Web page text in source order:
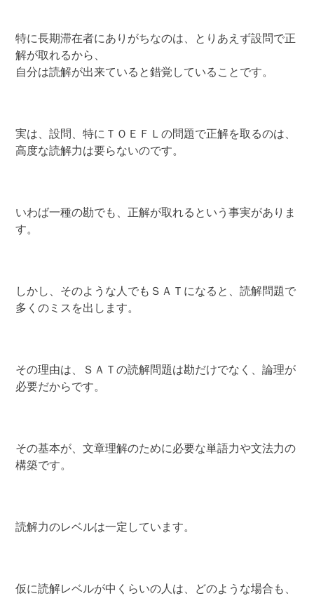
特に長期滞在者にありがちなのは、とりあえず設問で正
解が取れるから、
自分は読解が出来ていると錯覚していることです。
実は、設問、特にＴＯＥＦＬの問題で正解を取るのは、
高度な読解力は要らないのです。
いわば一種の勘でも、正解が取れるという事実がありま
す。
しかし、そのような人でもＳＡＴになると、読解問題で
多くのミスを出します。
その理由は、ＳＡＴの読解問題は勘だけでなく、論理が
必要だからです。
その基本が、文章理解のために必要な単語力や文法力の
構築です。
読解力のレベルは一定しています。
仮に読解レベルが中くらいの人は、どのような場合も、